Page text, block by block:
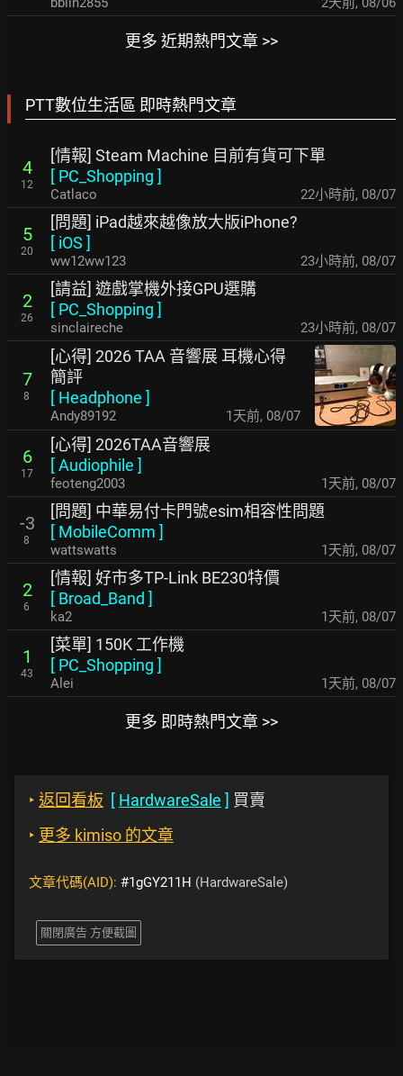
更多 近期熱門文章 >>
PTT數位生活區 即時熱門文章
4
12
[情報] Steam Machine 目前有貨可下單
[ PC_Shopping ]
Catlaco 22小時前, 08/07
5
20
[問題] iPad越來越像放大版iPhone?
[ iOS ]
ww12ww123 23小時前, 08/07
2
26
[請益] 遊戲掌機外接GPU選購
[ PC_Shopping ]
sinclaireche 23小時前, 08/07
7
8
[心得] 2026 TAA 音響展 耳機心得
簡評
[ Headphone ]
Andy89192 1天前, 08/07
6
17
[心得] 2026TAA音響展
[Audiophile ]
feoteng2003 1天前, 08/07
-3
8
[問題] 中華易付卡門號esim相容性問題
[ MobileComm ]
wattswatts 1天前, 08/07
2
6
[情報] 好市多TP-Link BE230特價
[ Broad_Band ]
ka2 1天前, 08/07
1
43
[菜單] 150K 工作機
[ PC_Shopping ]
Alei 1天前, 08/07
更多 即時熱門文章 >>
‣ 返回看板 [ HardwareSale ] 買賣
‣ 更多 kimiso 的文章
文章代碼(AID): #1gGY211H (HardwareSale)
關閉廣告 方便截圖